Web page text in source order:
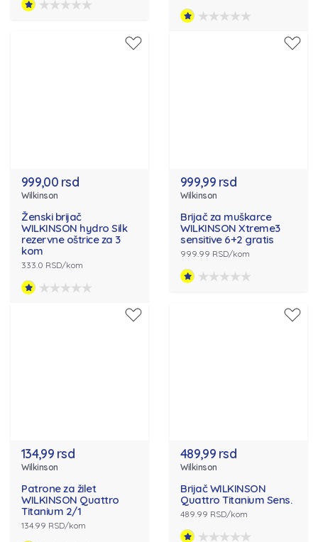
999,00 rsd
Wilkinson
Ženski brijač
WILKINSON hydro Silk
rezervne oštrice za 3
kom
333.0 RSD/kom
999,99 rsd
Wilkinson
Brijač za muškarce
WILKINSON Xtreme3
sensitive 6+2 gratis
999.99 RSD/kom
134,99 rsd
Wilkinson
Patrone za žilet
WILKINSON Quattro
Titanium 2/1
134.99 RSD/kom
489,99 rsd
Wilkinson
Brijač WILKINSON
Quattro Titanium Sens.
489.99 RSD/kom